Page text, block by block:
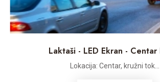
Laktaši - LED Ekran - Centar
Lokacija: Centar, kružni tok...